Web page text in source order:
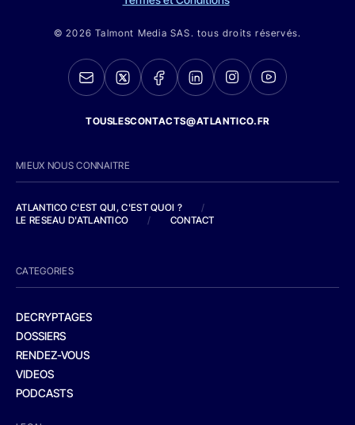
© 2026 Talmont Media SAS. tous droits réservés.
TOUSLESCONTACTS@ATLANTICO.FR
MIEUX NOUS CONNAITRE
ATLANTICO C'EST QUI, C'EST QUOI ?
/
LE RESEAU D'ATLANTICO
/ CONTACT
CATEGORIES
DECRYPTAGES
DOSSIERS
RENDEZ-VOUS
VIDEOS
PODCASTS